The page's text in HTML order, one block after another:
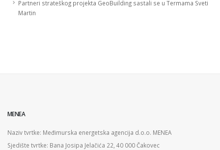
Partneri strateškog projekta GeoBuilding sastali se u Termama Sveti
Martin
MENEA
Naziv tvrtke: Međimurska energetska agencija d.o.o. MENEA
Sjedište tvrtke: Bana Josipa Jelačića 22, 40 000 Čakovec